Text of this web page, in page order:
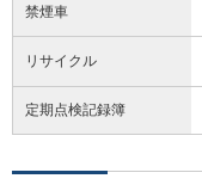
禁煙車
リサイクル
定期点検記録簿